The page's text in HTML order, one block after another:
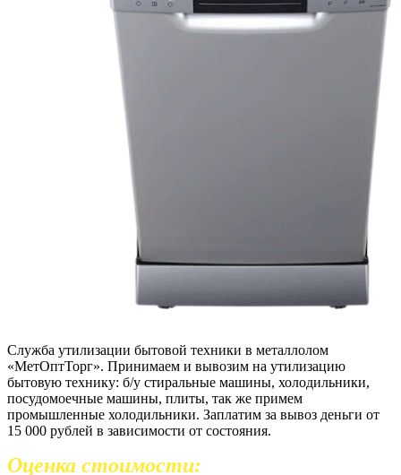
Служба утилизации бытовой техники в металлолом
«МетОптТорг». Принимаем и вывозим на утилизацию
бытовую технику: б/у стиральные машины, холодильники,
посудомоечные машины, плиты, так же примем
промышленные холодильники. Заплатим за вывоз деньги от
15 000 рублей в зависимости от состояния.
Оценка стоимости: